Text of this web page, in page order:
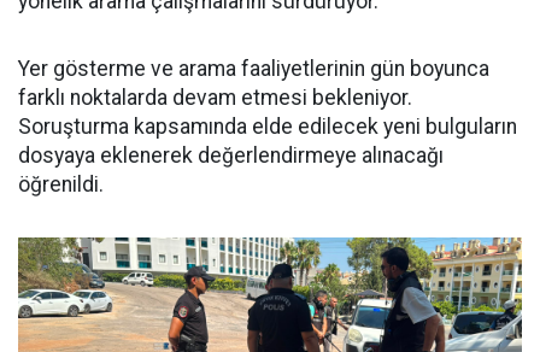
Yer gösterme ve arama faaliyetlerinin gün boyunca
farklı noktalarda devam etmesi bekleniyor.
Soruşturma kapsamında elde edilecek yeni bulguların
dosyaya eklenerek değerlendirmeye alınacağı
öğrenildi.